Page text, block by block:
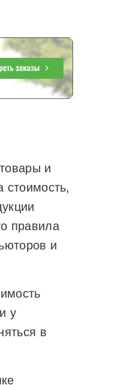
и
стоимость,
правила
и
у
в